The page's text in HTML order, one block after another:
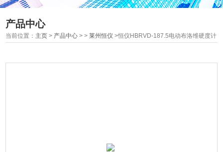
产品中心
当前位置： 主页 > 产品中心 > >莱州恒仪 >恒仪HBRVD-187.5电动布洛维硬度计